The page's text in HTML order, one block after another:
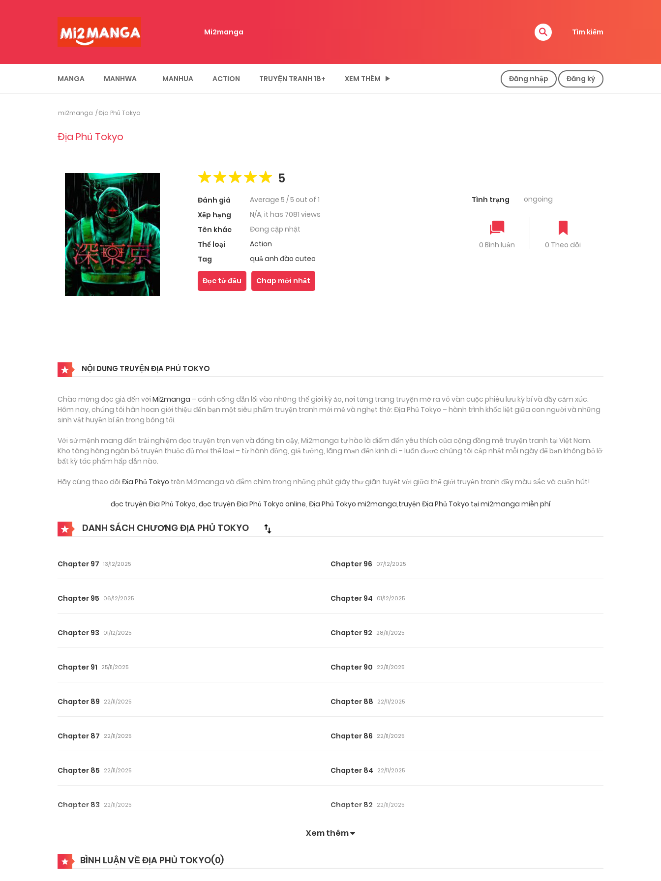
Mi2manga Tìm kiếm
MANGA MANHWA MANHUA ACTION TRUYỆN TRANH 18+ XEM THÊM Đăng nhập Đăng ký
mi2manga Địa Phủ Tokyo
Địa Phủ Tokyo
5
Đánh giá Average 5 /5 out of 1
Xếp hạng
N/A, it has 7081 views
Tên khác
Đang cập nhật
Thể loại
Action
Tag
quả anh đào cuteo
Tình trạng ongoing
0 Bình luận 0 Theo dõi
Đọc từ đầu Chap mới nhất
NỘI DUNG TRUYỆN ĐỊA PHỦ TOKYO
Chào mừng đọc giả đến với Mi2manga – cánh cổng dẫn lối vào những thế giới kỳ ảo, nơi từng trang truyện mở ra vô vàn cuộc phiêu lưu kỳ bí và đầy cảm xúc.
Hôm nay, chúng tôi hân hoan giới thiệu đến bạn một siêu phẩm truyện tranh mới mẻ và nghẹt thở: Địa Phủ Tokyo – hành trình khốc liệt giữa con người và những
sinh vật huyền bí ẩn trong bóng tối.
Với sứ mệnh mang đến trải nghiệm đọc truyện trọn vẹn và đáng tin cậy, Mi2manga tự hào là điểm đến yêu thích của cộng đồng mê truyện tranh tại Việt Nam.
Kho tàng hàng ngàn bộ truyện thuộc đủ mọi thể loại – từ hành động, giả tưởng, lãng mạn đến kinh dị – luôn được chúng tôi cập nhật mỗi ngày để bạn không bỏ lỡ
bất kỳ tác phẩm hấp dẫn nào.
Hãy cùng theo dõi Địa Phủ Tokyo trên Mi2manga và đắm chìm trong những phút giây thư giãn tuyệt vời giữa thế giới truyện tranh đầy màu sắc và cuốn hút!
đọc truyện Địa Phủ Tokyo, đọc truyện Địa Phủ Tokyo online, Địa Phủ Tokyo mi2manga,truyện Địa Phủ Tokyo tại mi2manga miễn phí
DANH SÁCH CHƯƠNG ĐỊA PHỦ TOKYO
Chapter 97 13/12/2025 Chapter 96 07/12/2025
Chapter 95 06/12/2025 Chapter 94 01/12/2025
Chapter 93 01/12/2025 Chapter 92 28/11/2025
Chapter 91 25/11/2025 Chapter 90 22/11/2025
Chapter 89 22/11/2025 Chapter 88 22/11/2025
Chapter 87 22/11/2025 Chapter 86 22/11/2025
Chapter 85 22/11/2025 Chapter 84 22/11/2025
Chapter 83 22/11/2025 Chapter 82 22/11/2025
Chapter 80
Xem thêm
BÌNH LUẬN VỀ ĐỊA PHỦ TOKYO(0)